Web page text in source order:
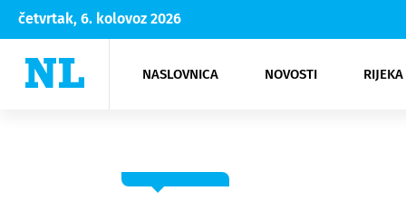
četvrtak, 6. kolovoz 2026
NASLOVNICA NOVOSTI
Rijeka Opatija
NK
Moda
Kultura